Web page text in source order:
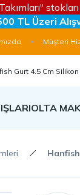
TL Üzeri
Müşteri
OLTA